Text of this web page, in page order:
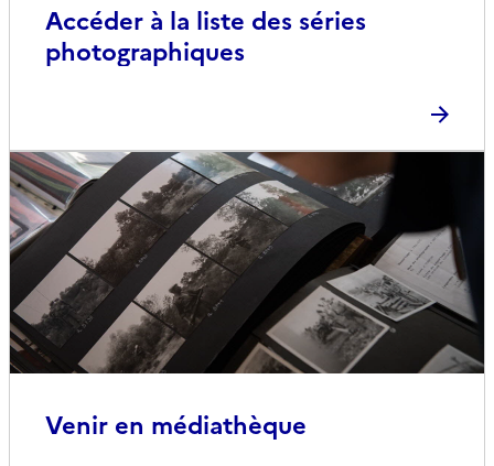
Accéder à la liste des séries
photographiques
Venir en médiathèque